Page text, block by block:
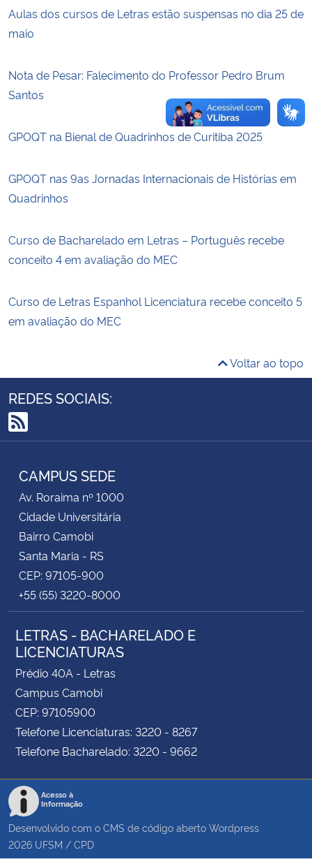
Gabinete de Segurança Institucional
Planalto
Aulas dos cursos de Letras estão suspensas no dia 25 de
maio
Nota de Pesar: Falecimento do Professor Pedro Brum
Santos
GPOQT na Bienal de Quadrinhos de Curitiba 2025
GPOQT nas 9as Jornadas Internacionais de Histórias em
Quadrinhos
Curso de Bacharelado em Letras – Português recebe
conceito 4 em avaliação do MEC
Curso de Letras Espanhol Licenciatura recebe conceito 5
em avaliação do MEC
Voltar ao topo
REDES SOCIAIS:
RSS
CAMPUS SEDE
Av. Roraima nº 1000
Cidade Universitária
Bairro Camobi
Santa Maria - RS
CEP: 97105-900
+55 (55) 3220-8000
LETRAS - BACHARELADO E
LICENCIATURAS
Prédio 40A - Letras
Campus Camobi
CEP: 97105900
Telefone Licenciaturas: 3220 - 8267
Telefone Bacharelado: 3220 - 9662
Acesso à
Informação
Desenvolvido com o CMS de código aberto Wordpress
2026 UFSM / CPD